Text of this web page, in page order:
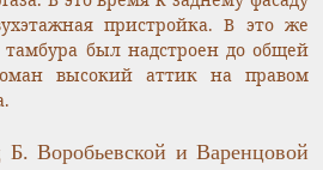
пристройка. В это же
тамбура был надстроен до общей
высокий аттик на правом
Воробьевской и Варенцовой